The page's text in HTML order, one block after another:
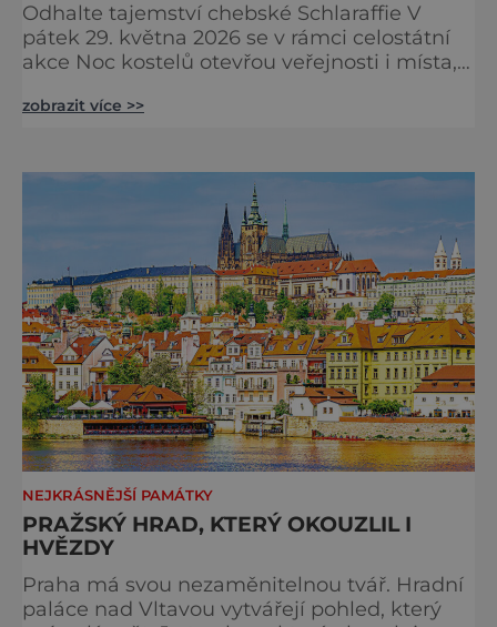
Odhalte tajemství chebské Schlaraffie V
pátek 29. května 2026 se v rámci celostátní
akce Noc kostelů otevřou veřejnosti i místa,
nejzajímavějších bude bezesporu Husův
večer plný historie, hudby, tajemství i
dobrodružství pro malé i velké návštěvníky.
Málokdo ví, že dnešní kos
zobrazit více >>
NEJKRÁSNĚJŠÍ PAMÁTKY
PRAŽSKÝ HRAD, KTERÝ OKOUZLIL I
HVĚZDY
Praha má svou nezaměnitelnou tvář. Hradní
paláce nad Vltavou vytvářejí pohled, který